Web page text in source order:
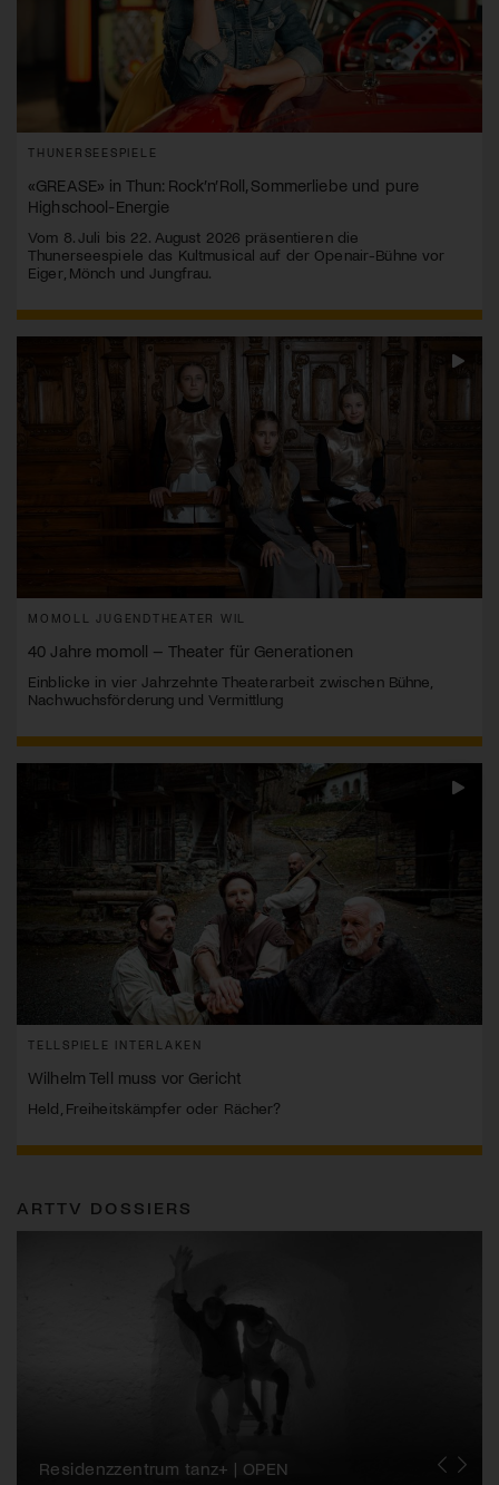
THUNERSEESPIELE
«GREASE» in Thun: Rock’n’Roll, Sommerliebe und pure
Highschool-Energie
Vom 8. Juli bis 22. August 2026 präsentieren die
Thunerseespiele das Kultmusical auf der Openair-Bühne vor
Eiger, Mönch und Jungfrau.
MOMOLL JUGENDTHEATER WIL
40 Jahre momoll – Theater für Generationen
Einblicke in vier Jahrzehnte Theaterarbeit zwischen Bühne,
Nachwuchsförderung und Vermittlung
TELLSPIELE INTERLAKEN
Wilhelm Tell muss vor Gericht
Held, Freiheitskämpfer oder Rächer?
ARTTV DOSSIERS
Migros-Kulturprozent | Tanzfestival Steps
Residenzzentrum tanz+ | OPEN
Tanzszene Schweiz